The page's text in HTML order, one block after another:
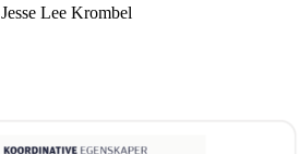
Jesse Lee Krombel